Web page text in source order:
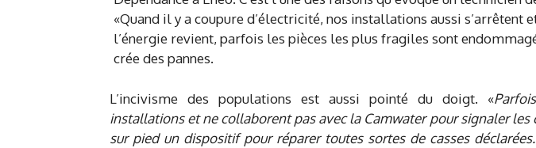
L’incivisme des populations est aussi pointé du doigt. «Parfois
installations et ne collaborent pas avec la Camwater pour signaler les
sur pied un dispositif pour réparer toutes sortes de casses